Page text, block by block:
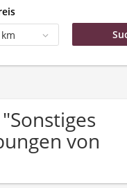
von